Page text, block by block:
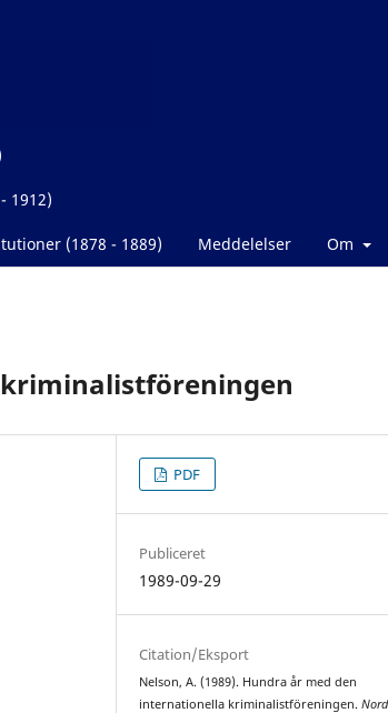
1912)
(1878 - 1889) Meddelelser Om
PDF
Publiceret
1989-09-29
Citation/Eksport
Nelson, A. (1989). Hundra år med den
internationella kriminalistföreningen.